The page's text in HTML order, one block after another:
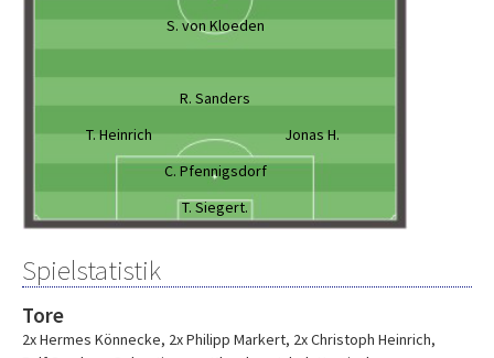
S. von Kloeden
R. Sanders
T. Heinrich
Jonas H.
C. Pfennigsdorf
T. Siegert.
Spielstatistik
Tore
2x Hermes Könnecke, 2x Philipp Markert, 2x Christoph Heinrich,